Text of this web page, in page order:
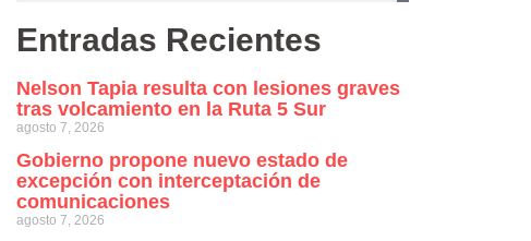
Entradas Recientes
Nelson Tapia resulta con lesiones graves
tras volcamiento en la Ruta 5 Sur
agosto 7, 2026
Gobierno propone nuevo estado de
excepción con interceptación de
comunicaciones
agosto 7, 2026